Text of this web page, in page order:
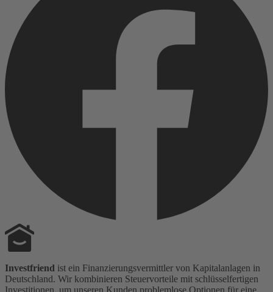
Investfriend ist ein Finanzierungsvermittler von Kapitalanlagen in
Deutschland. Wir kombinieren Steuervorteile mit schlüsselfertigen